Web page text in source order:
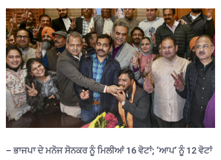
– ਭਾਜਪਾ ਦੇ ਮਨੋਜ ਸੋਨਕਰ ਨੂੰ ਮਿਲੀਆਂ 16 ਵੋਟਾਂ; ‘ਆਪ’ ਨੂੰ 12 ਵੋਟਾਂ